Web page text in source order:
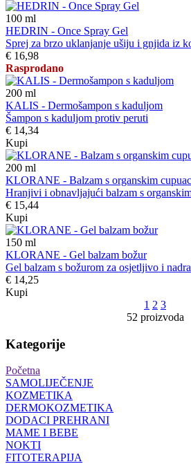
100 ml
HEDRIN - Once Spray Gel
Sprej za brzo uklanjanje ušiju i gnjida iz
€ 16,98
Rasprodano
200 ml
KALIS - Dermošampon s kaduljom
Šampon s kaduljom protiv peruti
€ 14,34
Kupi
200 ml
KLORANE - Balzam s organskim
Hranjivi i obnavljajući balzam s
€ 15,44
Kupi
150 ml
KLORANE - Gel balzam božur
Gel balzam s božurom za osjetljivo i
€ 14,25
Kupi
1 2 3
52 proizvoda
Kategorije
Početna
SAMOLIJEČENJE
KOZMETIKA
DERMOKOZMETIKA
DODACI PREHRANI
MAME I BEBE
NOKTI
FITOTERAPIJA